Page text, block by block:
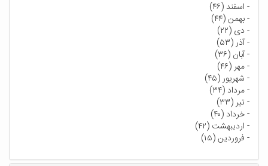
- اسفند (۴۶)
-بهمن (۴۴)
- دی (۲۲)
-آذر (۵۳)
-آبان (۳۶)
-مهر (۴۶)
- شهریور (۴۵)
-مرداد (۳۴)
-تیر (۳۳)
-خرداد (۴۰)
- اردیبهشت (۴۲)
- فروردین (۱۵)